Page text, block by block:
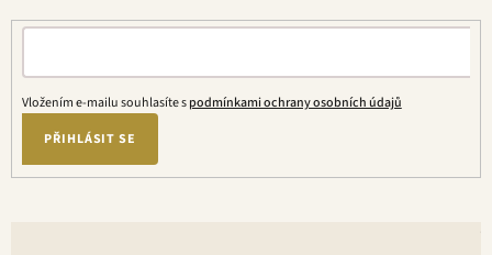
Vložením e-mailu souhlasíte spodmínkami ochrany osobních údajů
PŘIHLÁSIT SE